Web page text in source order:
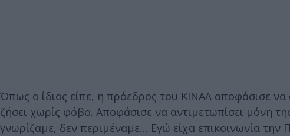
Όπως ο ίδιος είπε, η πρόεδρος του ΚΙΝΑΛ αποφάσισε
ζήσει χωρίς φόβο. Αποφάσισε να αντιμετωπίσει μόνη
γνωρίζαμε, δεν περιμέναμε… Εγώ είχα επικοινωνία